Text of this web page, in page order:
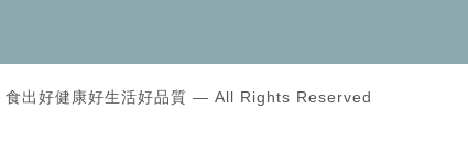
出好健康好生活好品質 — All Rights Reserved